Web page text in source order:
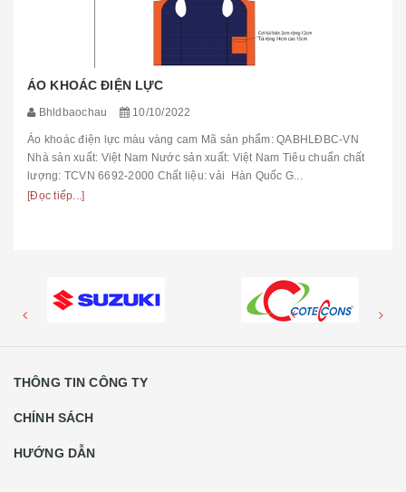
ÁO KHOÁC ĐIỆN LỰC
Bhldbaochau 10/10/2022
Áo khoác điện lực màu vàng cam Mã sản phẩm: QABHLĐBC-VN
Nhà sản xuất: Việt Nam Nước sản xuất: Việt Nam Tiêu chuẩn chất
lượng: TCVN 6692-2000 Chất liệu: vải Hàn Quốc G...
[Đọc tiếp...]
THÔNG TIN CÔNG TY
CHÍNH SÁCH
HƯỚNG DẪN